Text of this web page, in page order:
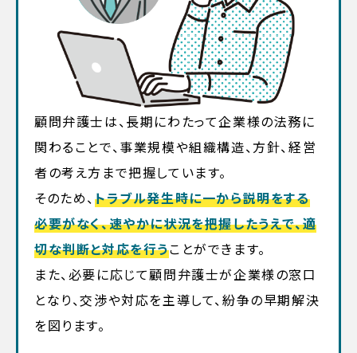
顧問弁護士は、長期にわたって企業様の法務に
関わることで、事業規模や組織構造、方針、経営
者の考え方まで把握しています。
そのため、トラブル発生時に一から説明をする
必要がなく、速やかに状況を把握したうえで、適
切な判断と対応を行うことができます。
また、必要に応じて顧問弁護士が企業様の窓口
となり、交渉や対応を主導して、紛争の早期解決
を図ります。